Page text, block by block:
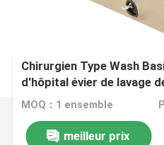
Chirurgien Type Wash
d'hôpital évier de lavage
genou
MOQ：1 ensemble
meilleur prix